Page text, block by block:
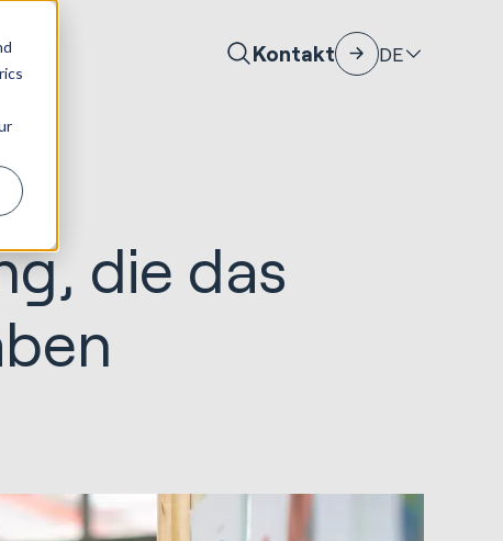
Kontakt DE
die das